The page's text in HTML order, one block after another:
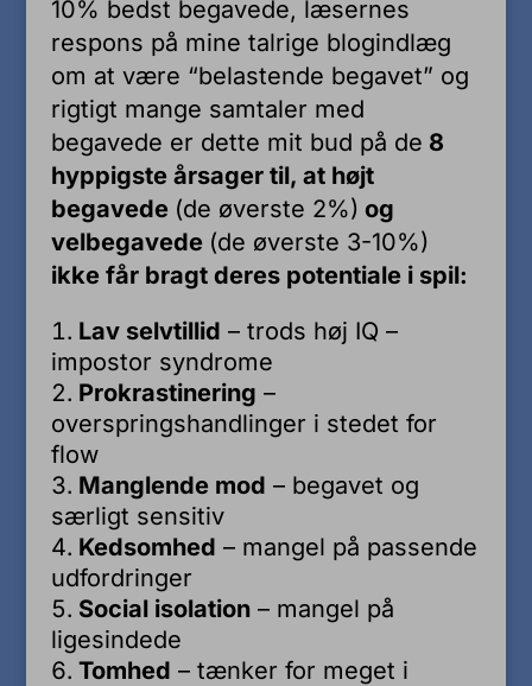
10% bedst begavede, læsernes
respons på mine talrige blogindlæg
om at være “belastende begavet” og
rigtigt mange samtaler med
begavede er dette mit bud på de 8
hyppigste årsager til, at højt
begavede (de øverste 2%) og
velbegavede (de øverste 3-10%)
ikke får bragt deres potentiale i spil:
Lav selvtillid – trods høj IQ –
impostor syndrome
Prokrastinering –
overspringshandlinger i stedet for
flow
Manglende mod – begavet og
særligt sensitiv
Kedsomhed – mangel på passende
udfordringer
Social isolation– mangel på
ligesindede
Tomhed – tænker for meget i